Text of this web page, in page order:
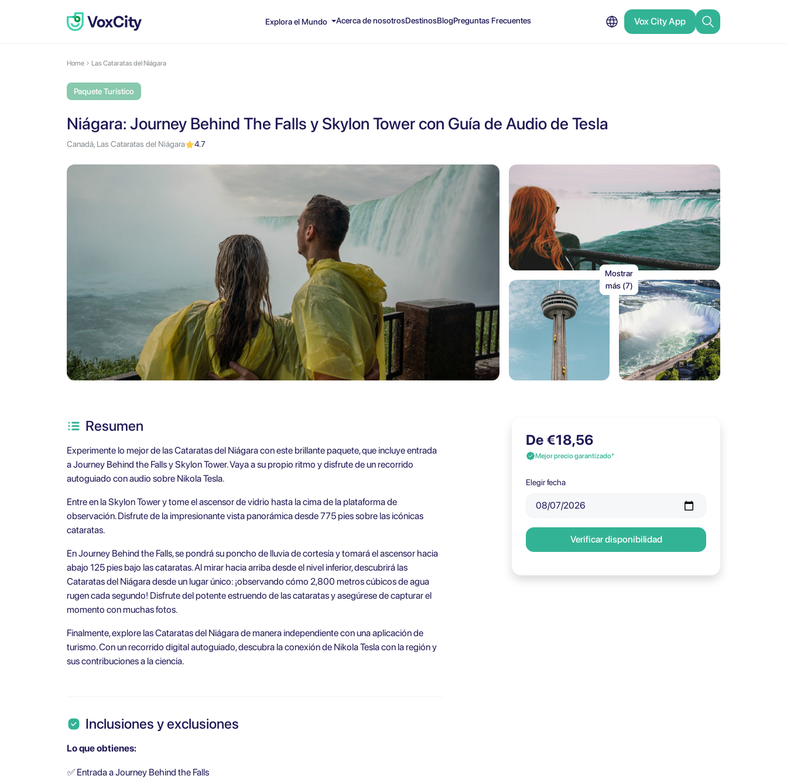
Explora el Mundo Acerca de nosotrosDestinosBlogPreguntas Frecuentes Vox City App
Home Las Cataratas del Niágara
Paquete Turístico
Niágara: Journey Behind The Falls y Skylon Tower con Guía de Audio de Tesla
Canadá, Las Cataratas del Niágara 4.7
Mostrar
más (7)
De €18,56
Mejor precio garantizado*
Elegir fecha
Verificar disponibilidad
Resumen
Experimente lo mejor de las Cataratas del Niágara con este brillante paquete, que incluye entrada
a Journey Behind the Falls y Skylon Tower. Vaya a su propio ritmo y disfrute de un recorrido
autoguiado con audio sobre Nikola Tesla.
Entre en la Skylon Tower y tome el ascensor de vidrio hasta la cima de la plataforma de
observación. Disfrute de la impresionante vista panorámica desde 775 pies sobre las icónicas
cataratas.
En Journey Behind the Falls, se pondrá su poncho de lluvia de cortesía y tomará el ascensor hacia
abajo 125 pies bajo las cataratas. Al mirar hacia arriba desde el nivel inferior, descubrirá las
Cataratas del Niágara desde un lugar único: ¡observando cómo 2,800 metros cúbicos de agua
rugen cada segundo! Disfrute del potente estruendo de las cataratas y asegúrese de capturar el
momento con muchas fotos.
Finalmente, explore las Cataratas del Niágara de manera independiente con una aplicación de
turismo. Con un recorrido digital autoguiado, descubra la conexión de Nikola Tesla con la región y
sus contribuciones a la ciencia.
Inclusiones y exclusiones
Lo que obtienes:
✅ Entrada a Journey Behind the Falls